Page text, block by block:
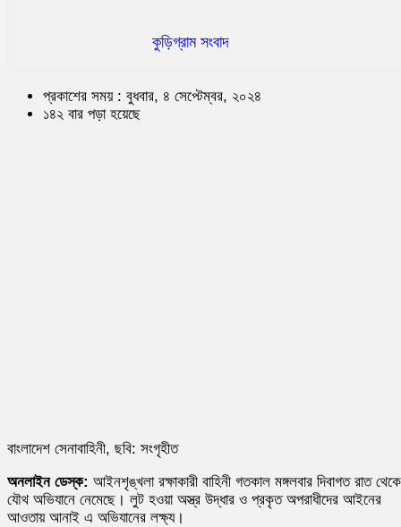
কুড়িগ্রাম সংবাদ
প্রকাশের সময় : বুধবার, ৪ সেপ্টেম্বর, ২০২৪
১৪২ বার পড়া হয়েছে
বাংলাদেশ সেনাবাহিনী, ছবি: সংগৃহীত
অনলাইন ডেস্ক: আইনশৃঙ্খলা রক্ষাকারী বাহিনী গতকাল মঙ্গলবার দিবাগত রাত থেকে
যৌথ অভিযানে নেমেছে। লুট হওয়া অস্ত্র উদ্ধার ও প্রকৃত অপরাধীদের আইনের
আওতায় আনাই এ অভিযানের লক্ষ্য।